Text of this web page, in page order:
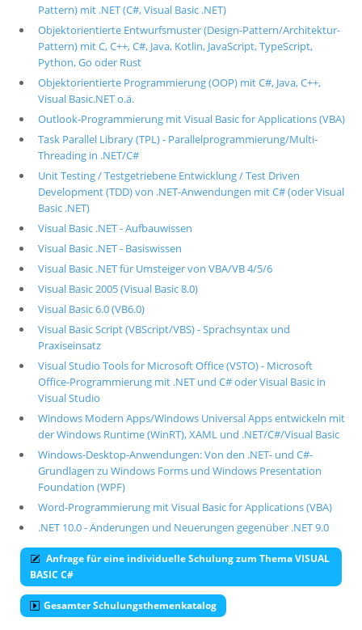
Pattern) mit .NET (C#, Visual Basic .NET)
Objektorientierte Entwurfsmuster (Design-Pattern/Architektur-
Pattern) mit C, C++, C#, Java, Kotlin, JavaScript, TypeScript,
Python, Go oder Rust
Objektorientierte Programmierung (OOP) mit C#, Java, C++,
Visual Basic.NET o.ä.
Outlook-Programmierung mit Visual Basic for Applications (VBA)
Task Parallel Library (TPL) - Parallelprogrammierung/Multi-
Threading in .NET/C#
Unit Testing / Testgetriebene Entwicklung / Test Driven
Development (TDD) von .NET-Anwendungen mit C# (oder Visual
Basic .NET)
Visual Basic .NET - Aufbauwissen
Visual Basic .NET - Basiswissen
Visual Basic .NET für Umsteiger von VBA/VB 4/5/6
Visual Basic 2005 (Visual Basic 8.0)
Visual Basic 6.0 (VB6.0)
Visual Basic Script (VBScript/VBS) - Sprachsyntax und
Praxiseinsatz
Visual Studio Tools for Microsoft Office (VSTO) - Microsoft
Office-Programmierung mit .NET und C# oder Visual Basic in
Visual Studio
Windows Modern Apps/Windows Universal Apps entwickeln mit
der Windows Runtime (WinRT), XAML und .NET/C#/Visual Basic
Windows-Desktop-Anwendungen: Von den .NET- und C#-
Grundlagen zu Windows Forms und Windows Presentation
Foundation (WPF)
Word-Programmierung mit Visual Basic for Applications (VBA)
.NET 10.0 - Änderungen und Neuerungen gegenüber .NET 9.0
Anfrage für eine individuelle Schulung zum Thema VISUAL
BASIC C#
Gesamter Schulungsthemenkatalog